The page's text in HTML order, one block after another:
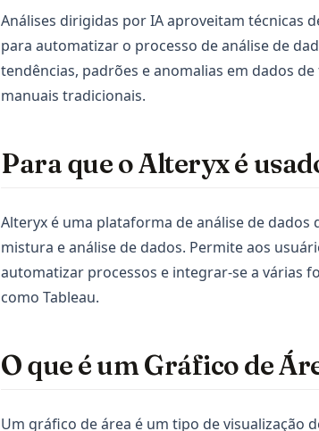
Análises dirigidas por IA aproveitam técnicas
para automatizar o processo de análise de
tendências, padrões e anomalias em dados
manuais tradicionais.
Para que o Alteryx é
Alteryx é uma plataforma de análise de
mistura e análise de dados. Permite aos
automatizar processos e integrar-se a várias
como Tableau.
O que é um Gráfico de
Um gráfico de área é um tipo de visualização